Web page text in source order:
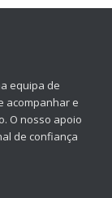
equipa de
acompanhar e
O nosso apoio
de confiança